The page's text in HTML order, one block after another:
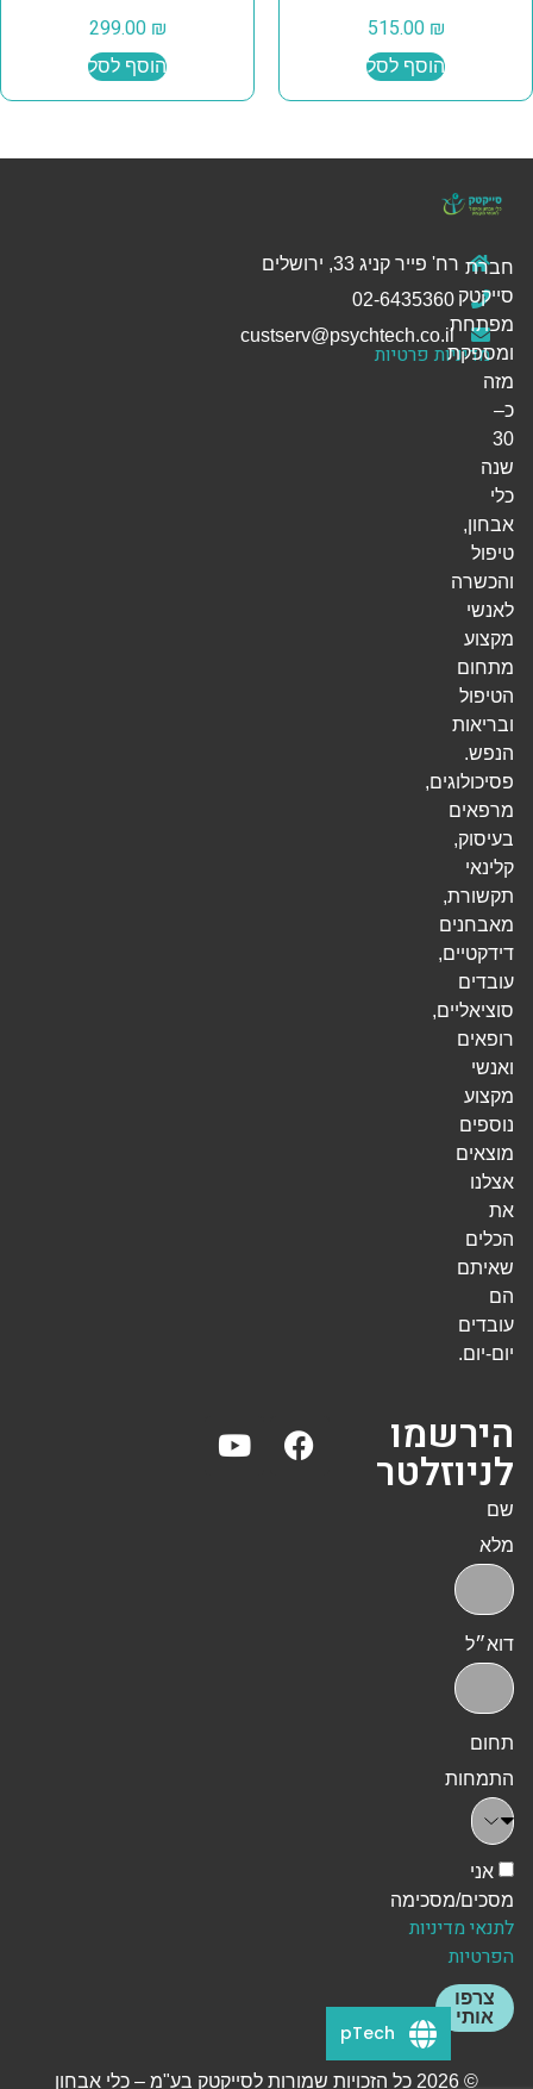
515.00 ₪
הוסף לסל
299.00 ₪
הוסף לסל
רח' פייר קניג 33, ירושלים
מדיניות פרטיות
חברת
סייקטק
מפתחת
ומספקת
מזה
כ–
30
שנה
כלי
אבחון,
טיפול
והכשרה
לאנשי
מקצוע
מתחום
הטיפול
ובריאות
הנפש.
פסיכולוגים,
מרפאים
בעיסוק,
קלינאי
תקשורת,
מאבחנים
דידקטיים,
עובדים
סוציאליים,
רופאים
ואנשי
מקצוע
נוספים
מוצאים
אצלנו
את
הכלים
שאיתם
הם
עובדים
יום-יום.
הירשמו
לניוזלטר
שם
מלא
דוא״ל
תחום
התמחות
אני
מסכים/מסכימה
לתנאי מדיניות
הפרטיות
צרפו
אותי
© 2026 כל הזכויות שמורות לסייקטק בע"מ – כלי אבחון
pTech